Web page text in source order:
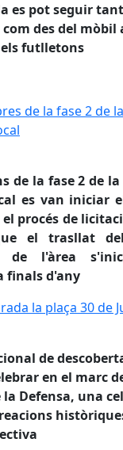
es pot seguir
des del mòbil
futlletons
de la fase 2 de
de la fase 2 de
de la fase 2 de
es van iniciar
procés de
el trasllat
de l'àrea
finals d'any
la plaça 30 de
la plaça 30 de
de
en el marc
la Defensa, una